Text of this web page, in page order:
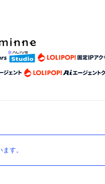
す。